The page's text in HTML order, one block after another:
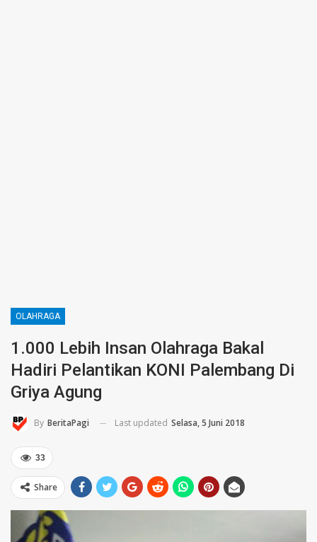
OLAHRAGA
1.000 Lebih Insan Olahraga Bakal
Hadiri Pelantikan KONI Palembang Di
Griya Agung
By BeritaPagi Last updated Selasa, 5 Juni 2018
33
Share